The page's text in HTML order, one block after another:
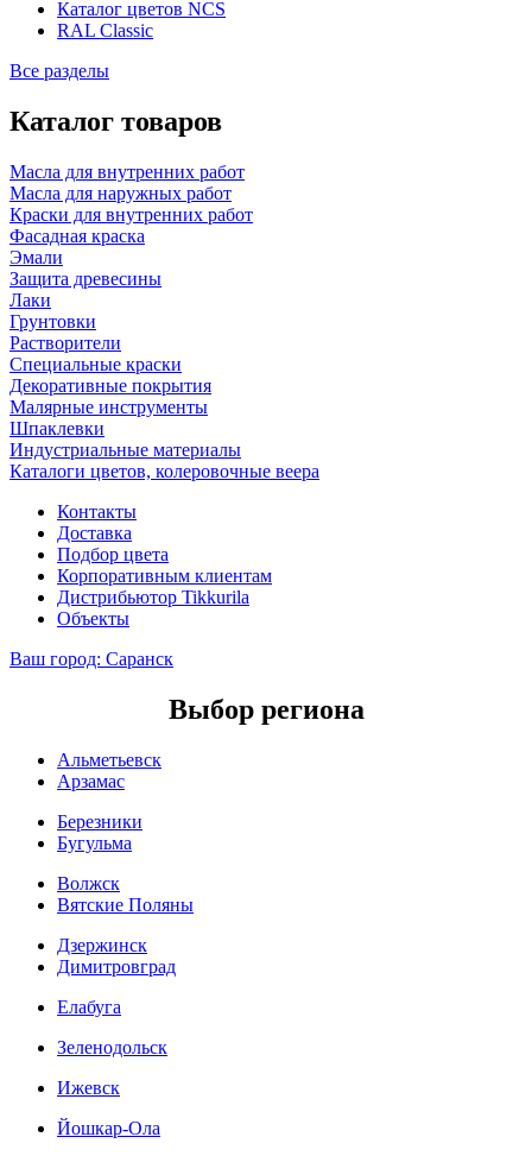
Каталог цветов NCS
RAL Classic
Все разделы
Каталог товаров
Масла для внутренних работ
Масла для наружных работ
Краски для внутренних работ
Фасадная краска
Эмали
Защита древесины
Лаки
Грунтовки
Растворители
Специальные краски
Декоративные покрытия
Малярные инструменты
Шпаклевки
Индустриальные материалы
Каталоги цветов, колеровочные веера
Контакты
Доставка
Подбор цвета
Корпоративным клиентам
Дистрибьютор Tikkurila
Объекты
Ваш город: Саранск
Выбор региона
Альметьевск
Арзамас
Березники
Бугульма
Волжск
Вятские Поляны
Дзержинск
Димитровград
Елабуга
Зеленодольск
Ижевск
Йошкар-Ола